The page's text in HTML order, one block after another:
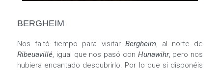
BERGHEIM
Nos faltó tiempo para visitar Bergheim, al norte de
Ribeuavillé, igual que nos pasó con Hunawihr, pero nos
hubiera encantado descubrirlo. Por lo que si disponéis